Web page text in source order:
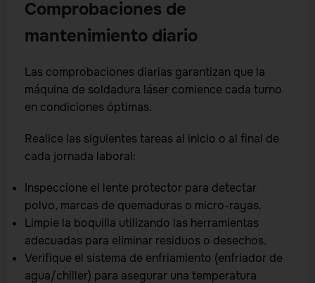
Comprobaciones de
mantenimiento diario
Las comprobaciones diarias garantizan que la
máquina de soldadura láser comience cada turno
en condiciones óptimas.
Realice las siguientes tareas al inicio o al final de
cada jornada laboral:
Inspeccione el lente protector para detectar
polvo, marcas de quemaduras o micro-rayas.
Limpie la boquilla utilizando las herramientas
adecuadas para eliminar residuos o desechos.
Verifique el sistema de enfriamiento (enfriador de
agua/chiller) para asegurar una temperatura